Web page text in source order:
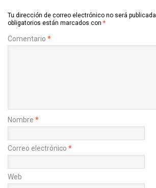
Tu dirección de correo electrónico no será publicada.
obligatorios están marcados con *
Comentario *
Nombre *
Correo electrónico *
Web